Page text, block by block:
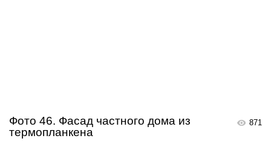
871
Фото 46. Фасад частного дома из
термопланкена